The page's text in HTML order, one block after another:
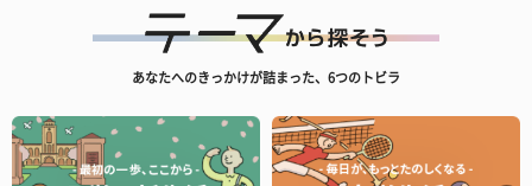
あなたへのきっかけが詰まった、6つのトビラ